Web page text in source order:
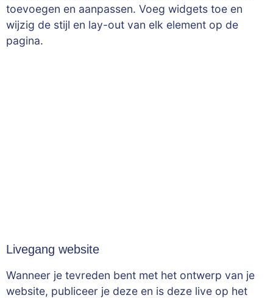
toevoegen en aanpassen. Voeg widgets toe en
wijzig de stijl en lay-out van elk element op de
pagina.
Livegang website
Wanneer je tevreden bent met het ontwerp van je
website, publiceer je deze en is deze live op het